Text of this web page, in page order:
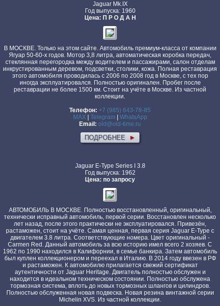
Jaguar Mk.IХ
Год выпуска: 1960
Цена: П Р О Д А Н
В МОСКВЕ. Только на этом сайте. Автомобиль премиум-класса от компании
Ягуар 50-60-х годов. Мотор 3,8 литра, автоматическая коробка передач,
стеклянная перегородка между водителем и пассажирами, салон отделам
инкрустированным деревом, подсветки, столики, кожа. Полная реставрация
этого автомобиля проводилась с 2006 по 2008 год в Москве, с тех пор
иногда эксплуатировался. Полностью оригинален. Пробег после
реставрации не более 1500 км. Стоит на учёте в Москве. Из частной
коллекции.
Телефон: +7 (985) 643-78-85
MAX| Telegram
WhatsApp
Email: old@old-time.ru
ПОДРОБНЕЕ ►
Jaguar E-Type Series I 3.8
Год выпуска: 1962
Цена: по запросу
АВТОМОБИЛЬ В МОСКВЕ. Полностью восстановленный, оригинальный,
технически исправный автомобиль, первой серии. Восстановлен несколько
лет назад, после этого практически не эксплуатировался. Привезён,
растаможен, стоит на учёте. Самая ценная, первая серия Jaguar E-Type с
двигателем 3.8 литра. Соответствующие номера. Цвет оригинальный -
Carmen Red. Данный автомобиль за всю историю имел всего 2 хозяев. С
1962 по 1990 находился в Калифорнии, в семье банкира. Затем автомобиль
был куплен коллекционером и переехал в Италию. В 2014 году ввезен в РФ
и растаможен. К автомобилю прилагается свежий сертификат
аутентичности от Jaguar Heritage. Двигатель полностью обслужен и
находится в идеальном техническом состоянии. Полностью обслужена
тормозная система, вплоть до новых тормозных шлангов и цилиндров.
Полностью обслуженная новая подвеска. Новая резина винтажной серии
Michelin XVS. Из частной коллекции.